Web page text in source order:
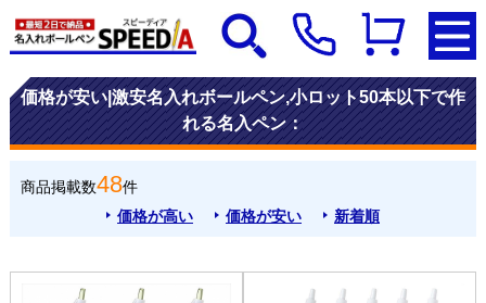
価格が安い|激安名入れボールペン,小ロット50本以下で作
れる名入ペン：
商品掲載数48件
価格が高い
価格が安い 新着順